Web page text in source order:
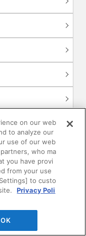
on our web
to analyze our
use of our web
who ma
you have provi
from your use
to custo
Privacy Poli
OK